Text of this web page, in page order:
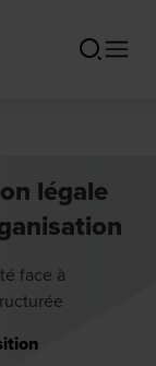
légale
face à